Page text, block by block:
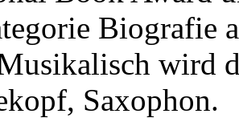
Biografie
wird
Saxophon.